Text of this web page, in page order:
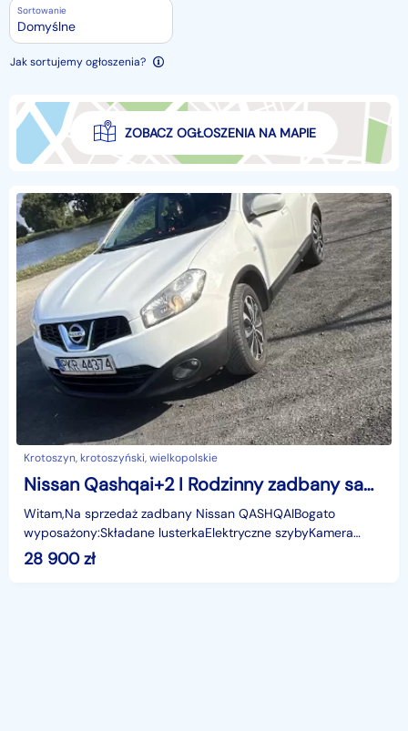
Sortowanie
Domyślne
Jak sortujemy ogłoszenia?
ZOBACZ OGŁOSZENIA NA MAPIE
Krotoszyn, krotoszyński, wielkopolskie
Nissan Qashqai+2 I Rodzinny zadbany samochód
Witam,Na sprzedaż zadbany Nissan QASHQAIBogato
wyposażony:Składane lusterkaElektryczne szybyKamera
cofaniaVideo rejestrator NavitelNabita
klimatyzacjaOgrzewanie
28 900zł